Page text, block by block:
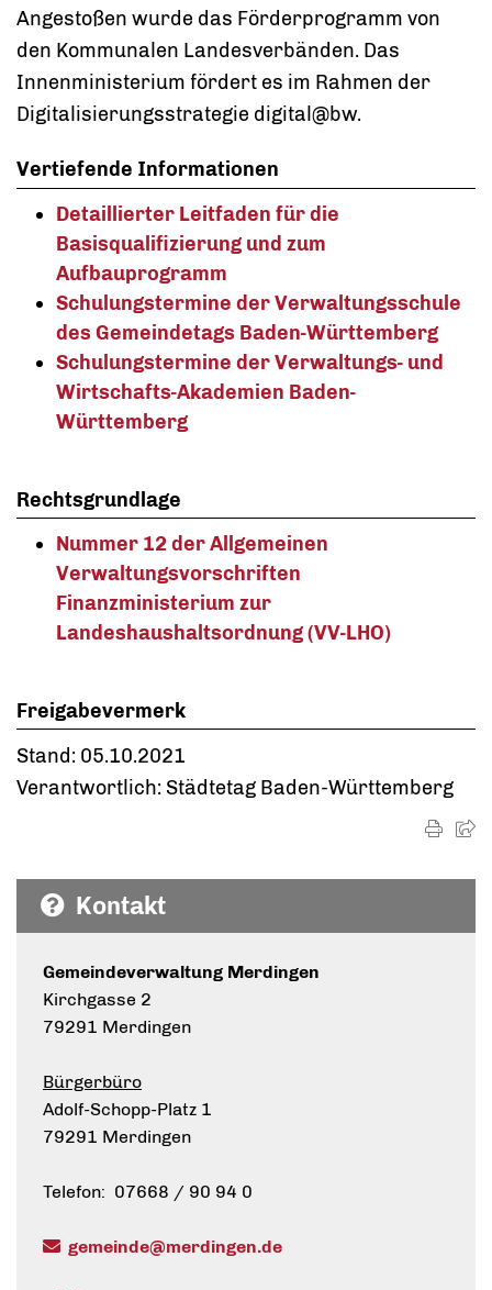
Angestoßen wurde das Förderprogramm von
den Kommunalen Landesverbänden. Das
Innenministerium fördert es im Rahmen der
Digitalisierungsstrategie digital@bw.
Vertiefende Informationen
Detaillierter Leitfaden für die
Basisqualifizierung und zum
Aufbauprogramm
Schulungstermine der Verwaltungsschule
des Gemeindetags Baden-Württemberg
Schulungstermine der Verwaltungs- und
Wirtschafts-Akademien Baden-
Württemberg
Rechtsgrundlage
Nummer 12 der Allgemeinen
Verwaltungsvorschriften
Finanzministerium zur
Landeshaushaltsordnung (VV-LHO)
Freigabevermerk
Stand: 05.10.2021
Verantwortlich: Städtetag Baden-Württemberg
Kontakt
Gemeindeverwaltung Merdingen
Kirchgasse 2
79291 Merdingen
Bürgerbüro
Adolf-Schopp-Platz 1
79291 Merdingen
Telefon: 07668 / 90 94 0
gemeinde@merdingen.de